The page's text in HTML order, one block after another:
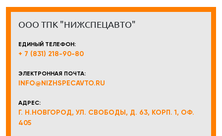
ООО ТПК "НИЖСПЕЦАВТО"
ЕДИНЫЙ ТЕЛЕФОН:
+ 7 (831) 218-90-80
ЭЛЕКТРОННАЯ ПОЧТА:
INFO@NIZHSPECAVTO.RU
АДРЕС:
Г. Н.НОВГОРОД, УЛ. СВОБОДЫ, Д. 63, КОРП. 1, ОФ.
405